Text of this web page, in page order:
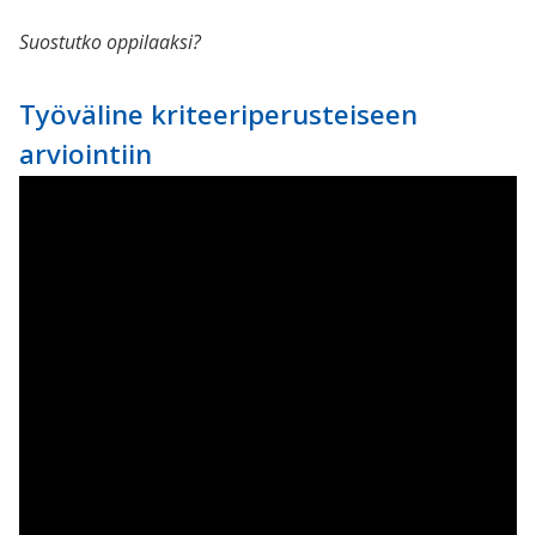
Suostutko oppilaaksi?
Työväline kriteeriperusteiseen
arviointiin